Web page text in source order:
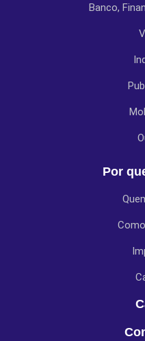
Banco,
Por